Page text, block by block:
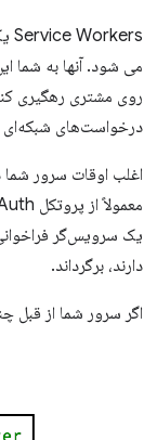
Service Workers یک فناوری جدید است که توسط چندین مرورگر مانند کروم، فایرفاکس، اپرا پشتیبانی می شود و به زودی برای
می شود. آنها به شما
درخواست‌های شبکه‌ای
اغلب اوقات سرور
یک سرویس‌گر
دارند، برگرداند.
اگر سرور شما از قبل